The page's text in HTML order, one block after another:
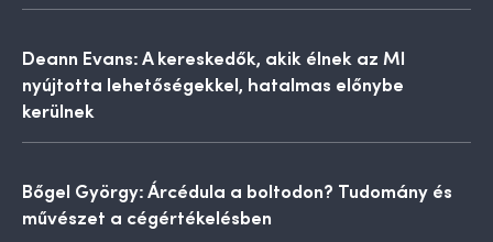
Deann Evans: A kereskedők, akik élnek az MI
nyújtotta lehetőségekkel, hatalmas előnybe
kerülnek
Bőgel György: Árcédula a boltodon? Tudomány és
művészet a cégértékelésben